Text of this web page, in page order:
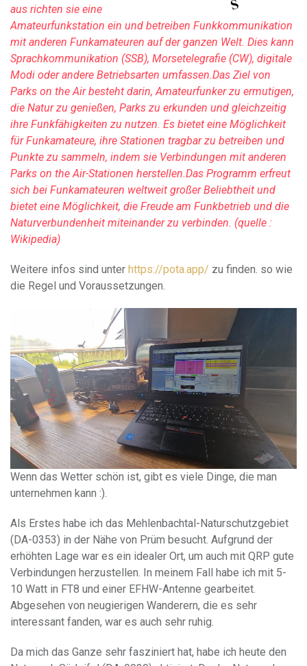
aus richten sie eine
Amateurfunkstation ein und betreiben Funkkommunikation
mit anderen Funkamateuren auf der ganzen Welt. Dies kann
Sprachkommunikation (SSB), Morsetelegrafie (CW), digitale
Modi oder andere Betriebsarten umfassen.Das Ziel von
Parks on the Air besteht darin, Amateurfunker zu ermutigen,
die Natur zu genießen, Parks zu erkunden und gleichzeitig
ihre Funkfähigkeiten zu nutzen. Es bietet eine Möglichkeit
für Funkamateure, ihre Stationen tragbar zu betreiben und
Punkte zu sammeln, indem sie Verbindungen mit anderen
Parks on the Air-Stationen herstellen.Das Programm erfreut
sich bei Funkamateuren weltweit großer Beliebtheit und
bietet eine Möglichkeit, die Freude am Funkbetrieb und die
Naturverbundenheit miteinander zu verbinden. (quelle :
Wikipedia)
Weitere infos sind unter https://pota.app/ zu finden. so wie
die Regel und Voraussetzungen.
Wenn das Wetter schön ist, gibt es viele Dinge, die man
unternehmen kann :).
Als Erstes habe ich das Mehlenbachtal-Naturschutzgebiet
(DA-0353) in der Nähe von Prüm besucht. Aufgrund der
erhöhten Lage war es ein idealer Ort, um auch mit QRP gute
Verbindungen herzustellen. In meinem Fall habe ich mit 5-
10 Watt in FT8 und einer EFHW-Antenne gearbeitet.
Abgesehen von neugierigen Wanderern, die es sehr
interessant fanden, war es auch sehr ruhig.
Da mich das Ganze sehr fasziniert hat, habe ich heute den